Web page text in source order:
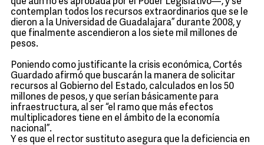
contemplan todos los recursos extraordinarios que se le
dieron a la Universidad de Guadalajara” durante 2008, y
que finalmente ascendieron a los siete mil millones de
pesos.
Poniendo como justificante la crisis económica, Cortés
Guardado afirmó que buscarán la manera de solicitar
recursos al Gobierno del Estado, calculados en los 50
millones de pesos, y que serían básicamente para
infraestructura, al ser “el ramo que más efectos
multiplicadores tiene en el ámbito de la economía
nacional”.
Y es que el rector sustituto asegura que la deficiencia en